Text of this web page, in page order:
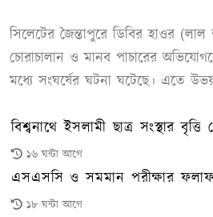
সিলেটের জৈন্তাপুরে ডিবির হাওর
চোরাচালান ও মানব পাচারের
মধ্যে সংঘর্ষের ঘটনা ঘটেছে। এতে
বিশ্বনাথে ইসলামী ছাত্র সংস্থার বৃত্তি
১৬ ঘন্টা আগে
এসএসসি ও সমমান পরীক্ষার
১৮ ঘন্টা আগে